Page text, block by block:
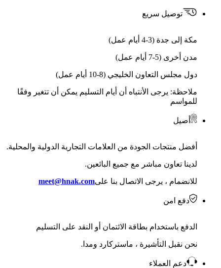
توصيل سريع
مكة إلى جدة (3-4 أيام عمل)
مدن أخرى (5-7 أيام عمل)
دول مجلس التعاون الخليجي (8-10 أيام عمل)
ملاحظة: يرجى الأنتباه أن أيام التسليم يمكن أن تتغير وفقًا
للمواسم
أصيل
أفضل منتجات الجودة من العلامات التجارية الدولية والمحلية.
لدينا تعاون مباشر مع جميع البائعين.
للانضمام ، يرجى الاتصال بنا علىmeet@hnak.com
دفع امن
الدفع باستخدام بطاقة الائتمان أو النقد على التسليم
نحن نقبل التأشيرة ، ماستركارد ومدا.
دعم العملاء